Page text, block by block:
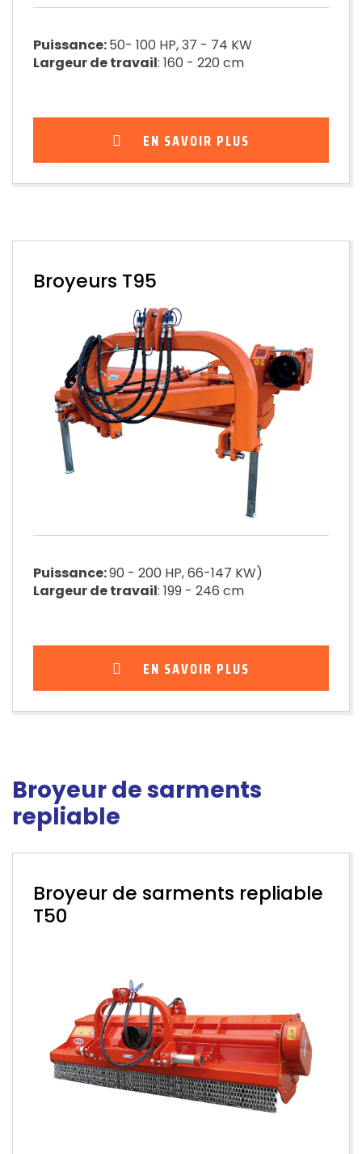
Puissance:50- 100 HP, 37 - 74 KW
Largeur de travail: 160 - 220 cm
EN SAVOIR PLUS
Broyeurs T95
Puissance:90 - 200 HP, 66-147 KW)
Largeur de travail: 199 - 246 cm
EN SAVOIR PLUS
Broyeur de sarments
repliable
Broyeur de sarments repliable
T50